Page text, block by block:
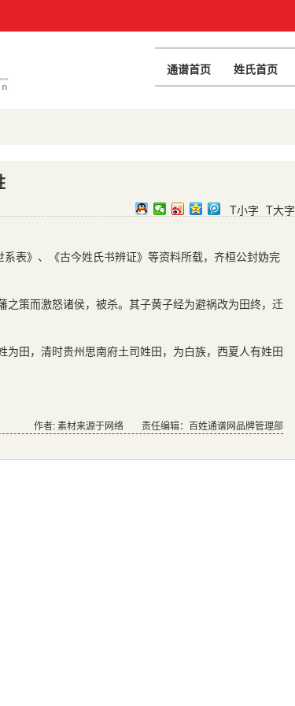
通谱首页 姓氏首页
T小字 T大字
系表》、《古今姓氏书辨证》等资料所载，齐桓公封妫完
策而激怒诸侯，被杀。其子黄子经为避祸改为田终，迁
田，清时贵州思南府土司姓田，为白族，西夏人有姓田
作者: 素材来源于网络 责任编辑：百姓通谱网品牌管理部